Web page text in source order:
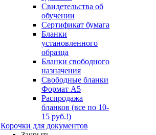
Свидетельства об
обучении
Сертификат бумага
Бланки
установленного
образца
Бланки свободного
назначения
Свободные бланки
Формат А5
Распродажа
бланков (все по 10-
15 руб.!)
Корочки для документов